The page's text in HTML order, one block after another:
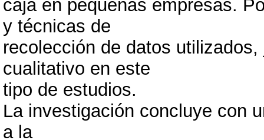
caja en pequeñas empresas.
y técnicas de
recolección de datos
cualitativo en este
tipo de estudios.
La investigación concluye con
a la